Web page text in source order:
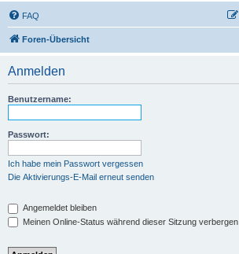
FAQ
Foren-Übersicht
Anmelden
Benutzername:
Passwort:
Ich habe mein Passwort vergessen
Die Aktivierungs-E-Mail erneut senden
Angemeldet bleiben
Meinen Online-Status während dieser Sitzung verbergen